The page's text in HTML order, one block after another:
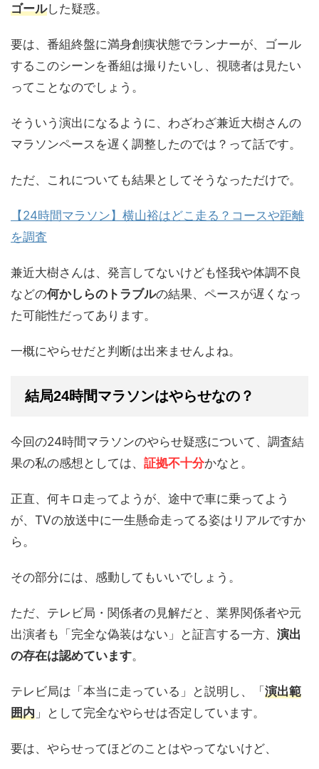
ゴールした疑惑。
要は、番組終盤に満身創痍状態でランナーが、ゴール
するこのシーンを番組は撮りたいし、視聴者は見たい
ってことなのでしょう。
そういう演出になるように、わざわざ兼近大樹さんの
マラソンペースを遅く調整したのでは？って話です。
ただ、これについても結果としてそうなっただけで。
【24時間マラソン】横山裕はどこ走る？コースや距離
を調査
兼近大樹さんは、発言してないけども怪我や体調不良
などの何かしらのトラブルの結果、ペースが遅くなっ
た可能性だってあります。
一概にやらせだと判断は出来ませんよね。
結局24時間マラソンはやらせなの？
今回の24時間マラソンのやらせ疑惑について、調査結
果の私の感想としては、 証拠不十分かなと。
正直、何キロ走ってようが、途中で車に乗ってよう
が、TVの放送中に一生懸命走ってる姿はリアルですか
ら。
その部分には、感動してもいいでしょう。
ただ、テレビ局・関係者の見解だと、業界関係者や元
出演者も「完全な偽装はない」と証言する一方、 演出
の存在は認めています。
テレビ局は「本当に走っている」と説明し、「 演出範
囲内 」として完全なやらせは否定しています。
要は、やらせってほどのことはやってないけど、